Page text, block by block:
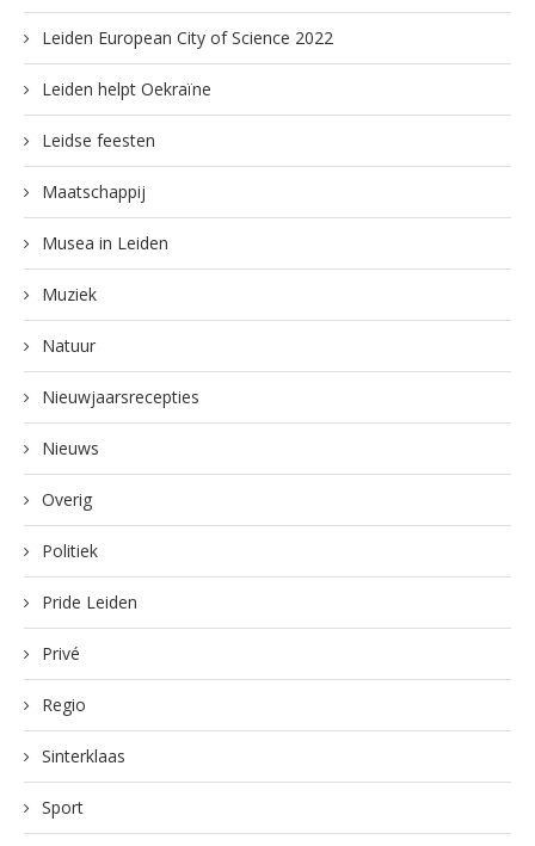
Leiden European City of Science 2022
Leiden helpt Oekraïne
Leidse feesten
Maatschappij
Musea in Leiden
Muziek
Natuur
Nieuwjaarsrecepties
Nieuws
Overig
Politiek
Pride Leiden
Privé
Regio
Sinterklaas
Sport